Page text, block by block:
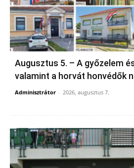
Augusztus 5. – A győzelem
valamint a horvát honvédők
Adminisztrátor - 2026, augusztus 7.